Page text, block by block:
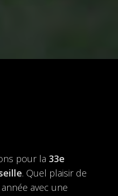
pour la 33e
. Quel plaisir de
avec une